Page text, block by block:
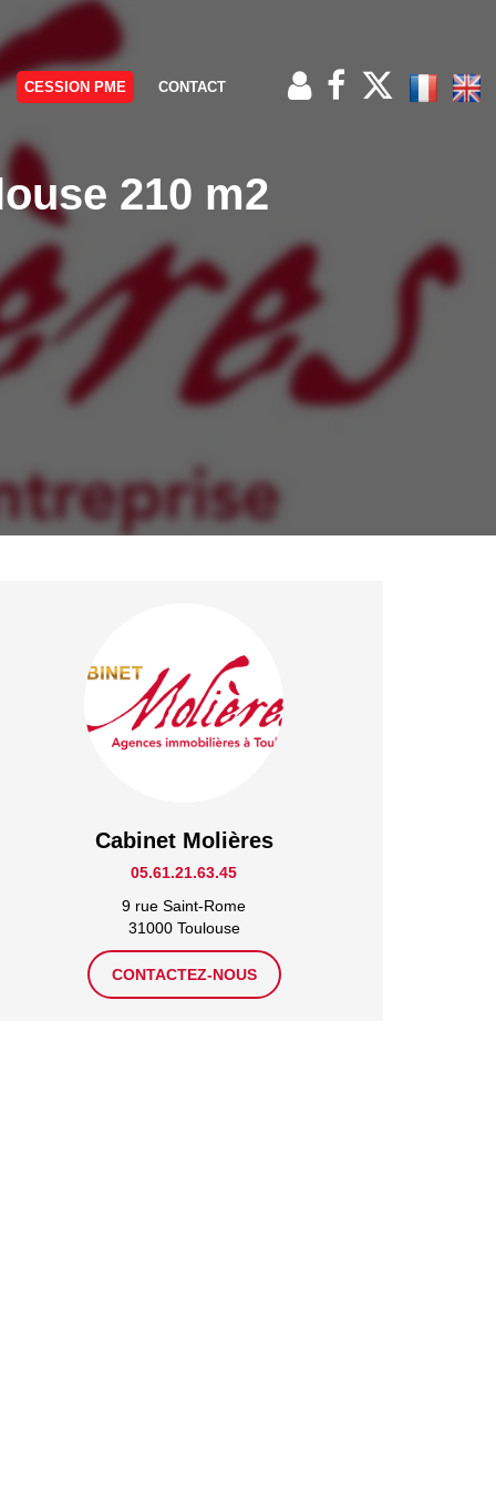
CESSION PME CONTACT
210 m2
Cabinet Molières
05.61.21.63.45
9 rue Saint-Rome
31000 Toulouse
CONTACTEZ-NOUS